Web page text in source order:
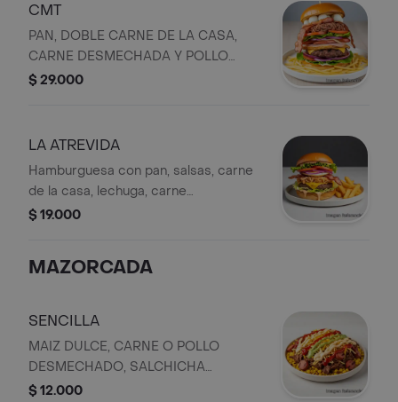
CMT
PAN, DOBLE CARNE DE LA CASA,
CARNE DESMECHADA Y POLLO
DOBLE JAMON, DOBLE QUESO,
HUEVOS DE CODORNIZ, Y PAPA
$ 29.000
LA ATREVIDA
Hamburguesa con pan, salsas, carne
de la casa, lechuga, carne
desmechada o pollo, jamón, doble
$ 19.000
MAZORCADA
SENCILLA
MAIZ DULCE, CARNE O POLLO
DESMECHADO, SALCHICHA
AMERICANA, QUESO, PAPA RIPIO Y
$ 12.000